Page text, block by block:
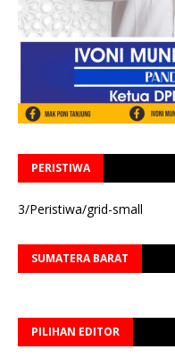
PERISTIWA
3/Peristiwa/grid-small
SUMATERA BARAT
PILIHAN EDITOR